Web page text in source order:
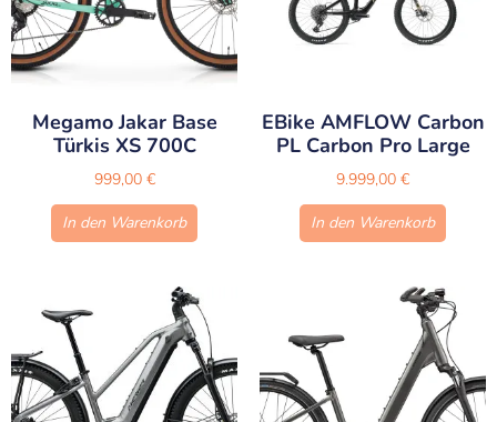
Megamo Jakar Base
Türkis XS 700C
999,00 €
In den Warenkorb
EBike AMFLOW Carbon
PL Carbon Pro Large
9.999,00 €
In den Warenkorb